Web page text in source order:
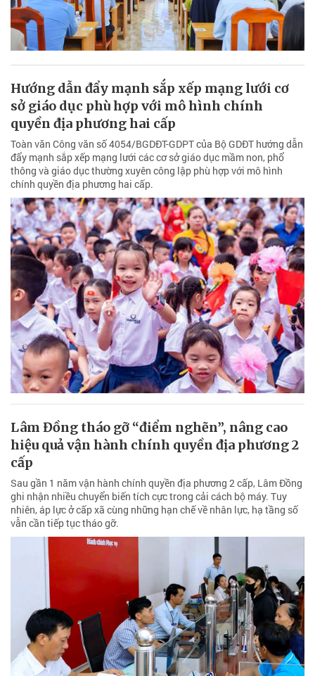
Hướng dẫn đẩy mạnh sắp xếp mạng lưới cơ
sở giáo dục phù hợp với mô hình chính
quyền địa phương hai cấp
Toàn văn Công văn số 4054/BGDĐT-GDPT của Bộ GDĐT hướng dẫn
đẩy mạnh sắp xếp mạng lưới các cơ sở giáo dục mầm non, phổ
thông và giáo dục thường xuyên công lập phù hợp với mô hình
chính quyền địa phương hai cấp.
Lâm Đồng tháo gỡ “điểm nghẽn”, nâng cao
hiệu quả vận hành chính quyền địa phương 2
cấp
Sau gần 1 năm vận hành chính quyền địa phương 2 cấp, Lâm Đồng
ghi nhận nhiều chuyển biến tích cực trong cải cách bộ máy. Tuy
nhiên, áp lực ở cấp xã cùng những hạn chế về nhân lực, hạ tầng số
vẫn cần tiếp tục tháo gỡ.